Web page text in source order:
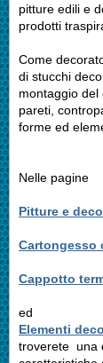
pitture edili e
prodotti
Come
di stucchi
montaggio del
pareti,
forme ed
Nelle pagine
Pitture e
Cartongesso
Cappotto
ed
Elementi
troverete una